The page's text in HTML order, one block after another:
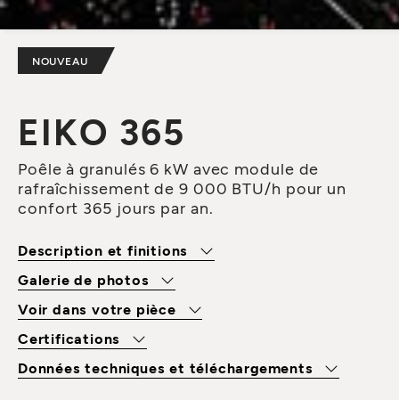
NOUVEAU
EIKO 365
Poêle à granulés 6 kW avec module de
rafraîchissement de 9 000 BTU/h pour un
confort 365 jours par an.
Description et finitions
Galerie de photos
Voir dans votre pièce
Certifications
Données techniques et téléchargements